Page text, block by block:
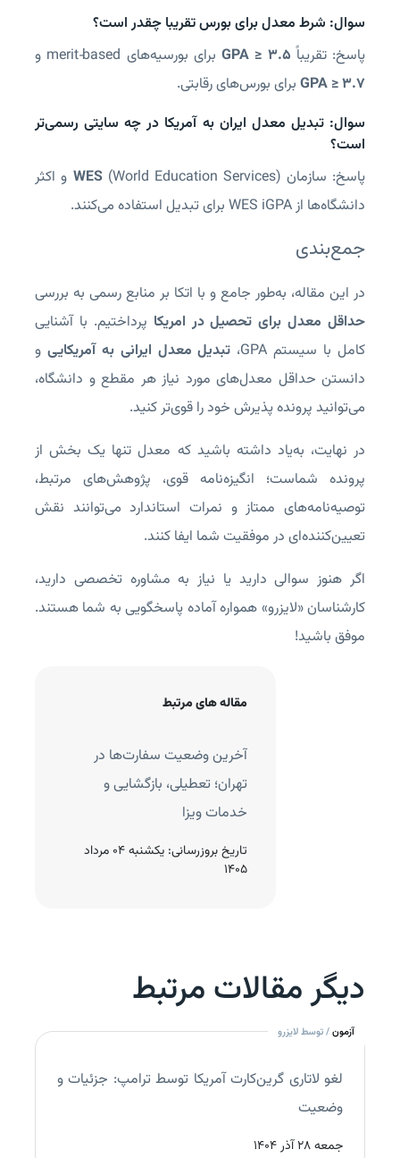
مقاله های مرتبط
آخرین وضعیت سفارت‌ها در
تهران؛ تعطیلی، بازگشایی و
خدمات ویزا
تاریخ بروزرسانی:
یکشنبه 04 مرداد
1405
سوال: شرط معدل برای بورس تقریبا چقدر است؟
پاسخ: تقریباً GPA ≥ 3.5 برای بورسیه‌های merit‑based و
GPA ≥ 3.7 برای بورس‌های رقابتی.
سوال: تبدیل معدل ایران به آمریکا در چه سایتی رسمی‌تر
است؟
پاسخ: سازمان
WES (World Education Services) و اکثر
دانشگاه‌ها از WES iGPA برای تبدیل استفاده می‌کنند.
جمع‌بندی
در این مقاله، به‌طور جامع و با اتکا بر منابع رسمی به بررسی
حداقل معدل برای تحصیل در امریکا پرداختیم. با آشنایی
کامل با سیستم GPA،
تبدیل معدل ایرانی به آمریکایی و
دانستن حداقل معدل‌های مورد نیاز هر مقطع و دانشگاه،
می‌توانید پرونده پذیرش خود را قوی‌تر کنید.
در نهایت، به‌یاد داشته باشید که معدل تنها یک بخش از
پرونده شماست؛ انگیزه‌نامه قوی، پژوهش‌های مرتبط،
توصیه‌نامه‌های ممتاز و نمرات استاندارد می‌توانند نقش
تعیین‌کننده‌ای در موفقیت شما ایفا کنند.
اگر هنوز سوالی دارید یا نیاز به مشاوره تخصصی دارید،
کارشناسان ‌«لایزرو» همواره آماده پاسخگویی به شما هستند.
موفق باشید!
دیگر مقالات مرتبط
آزمون/ توسط لایزرو
لغو لاتاری گرین‌کارت آمریکا توسط ترامپ: جزئیات و
وضعیت
جمعه 28 آذر 1404